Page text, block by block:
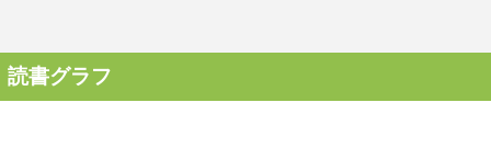
読書グラフ